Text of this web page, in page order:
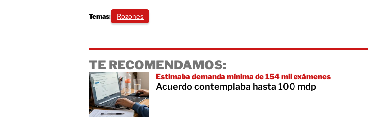
Temas: Rozones
TE RECOMENDAMOS:
Estimaba demanda mínima de 154 mil exámenes
Acuerdo contemplaba hasta 100 mdp